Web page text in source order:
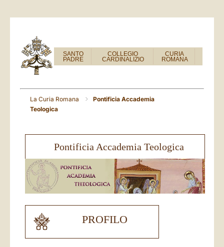
SANTO
PADRE
COLLEGIO
CARDINALIZIO
CURIA
ROMANA
La Curia Romana
Pontificia Accademia
Teologica
Pontificia Accademia Teologica
PROFILO